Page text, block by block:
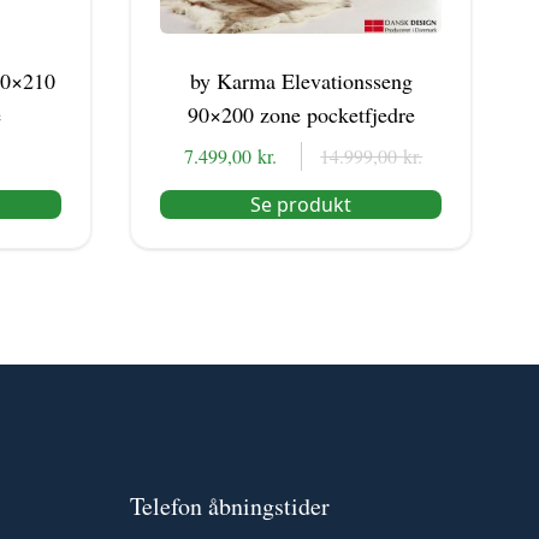
by Karma Elevationsseng
90×200 zone pocketfjedre
14.999,00kr.
Den
oprindelige
pris
7.499,00 kr.
Den
aktuelle
pris
Se produkt
Telefon åbningstider